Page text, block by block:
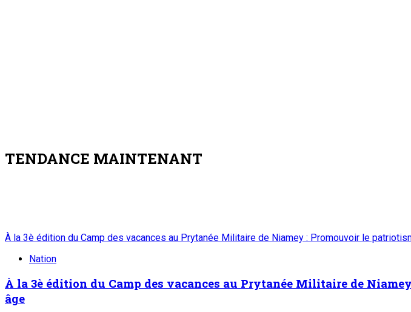
Visite de travail du ministre du Commerce et de l’Industrie dans la
béton et de ciment de Badaguichiri et de Malbaza